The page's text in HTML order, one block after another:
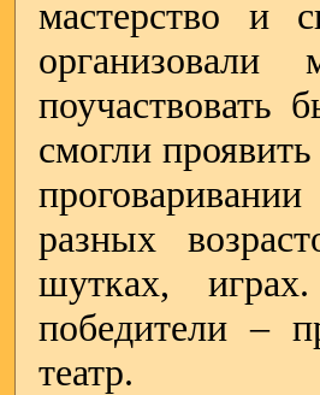
мастерство и
поучаствовать
смогли
разных
шутках,
победители –
театр.